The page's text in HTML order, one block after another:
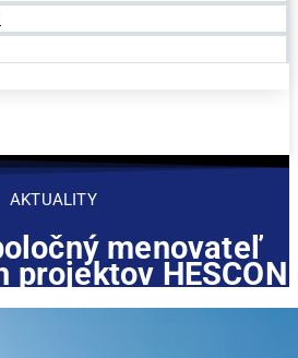
AKTUALITY
menovateľ
projektov HESCON